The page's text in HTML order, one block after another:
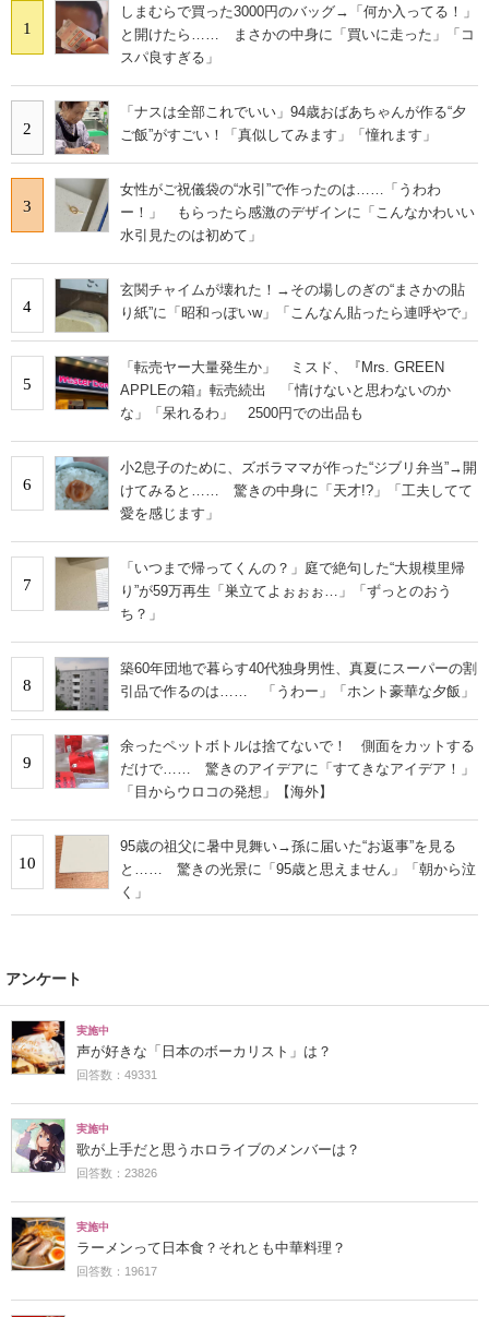
1
しまむらで買った3000円のバッグ→「何か入ってる！」
と開けたら…… まさかの中身に「買いに走った」「コ
スパ良すぎる」
2
「ナスは全部これでいい」94歳おばあちゃんが作る“夕
ご飯”がすごい！「真似してみます」「憧れます」
3
女性がご祝儀袋の“水引”で作ったのは……「うわわ
ー！」 もらったら感激のデザインに「こんなかわいい
水引見たのは初めて」
4
玄関チャイムが壊れた！→その場しのぎの“まさかの貼
り紙”に「昭和っぽいw」「こんなん貼ったら連呼やで」
5
「転売ヤー大量発生か」 ミスド、『Mrs. GREEN
APPLEの箱』転売続出 「情けないと思わないのか
な」「呆れるわ」 2500円での出品も
6
小2息子のために、ズボラママが作った“ジブリ弁当”→開
けてみると…… 驚きの中身に「天才!?」「工夫してて
愛を感じます」
7
「いつまで帰ってくんの？」庭で絶句した“大規模里帰
り”が59万再生「巣立てよぉぉぉ…」「ずっとのおう
ち？」
8
築60年団地で暮らす40代独身男性、真夏にスーパーの割
引品で作るのは…… 「うわー」「ホント豪華な夕飯」
9
余ったペットボトルは捨てないで！ 側面をカットする
だけで…… 驚きのアイデアに「すてきなアイデア！」
「目からウロコの発想」【海外】
10
95歳の祖父に暑中見舞い→孫に届いた“お返事”を見る
と…… 驚きの光景に「95歳と思えません」「朝から泣
く」
アンケート
実施中
声が好きな「日本のボーカリスト」は？
回答数：49331
実施中
歌が上手だと思うホロライブのメンバーは？
回答数：23826
実施中
ラーメンって日本食？それとも中華料理？
回答数：19617